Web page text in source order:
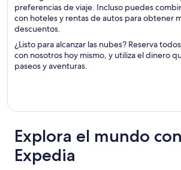
preferencias de viaje. Incluso puedes
con hoteles y rentas de autos para obtener
descuentos.
¿Listo para alcanzar las nubes? Reserva
con nosotros hoy mismo, y utiliza el dinero
paseos y aventuras.
Explora el mundo con
Expedia